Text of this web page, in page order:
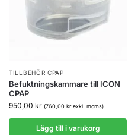
TILLBEHÖR CPAP
Befuktningskammare till ICON
CPAP
950,00 kr (760,00 krexkl. moms)
Lägg till i varukorg